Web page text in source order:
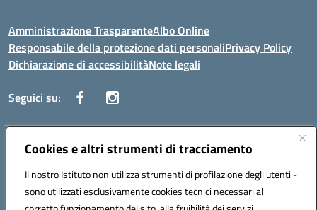
Cookies e altri strumenti di tracciamento
Il nostro Istituto non utilizza strumenti di profilazione degli utenti -
sono utilizzati esclusivamente cookies tecnici necessari al
Amministrazione TrasparenteAlbo Online
Responsabile della protezione dati personaliPrivacy Policy
Dichiarazione di accessibilitàNote legali
Seguici su:
Indirizzo:Corso Vittorio Emanuele, 27 90133 - Palermo
Posta elettronica certificata (PEC):pais03600r@pec.istruzione.it
Codice fiscale: 97308550827